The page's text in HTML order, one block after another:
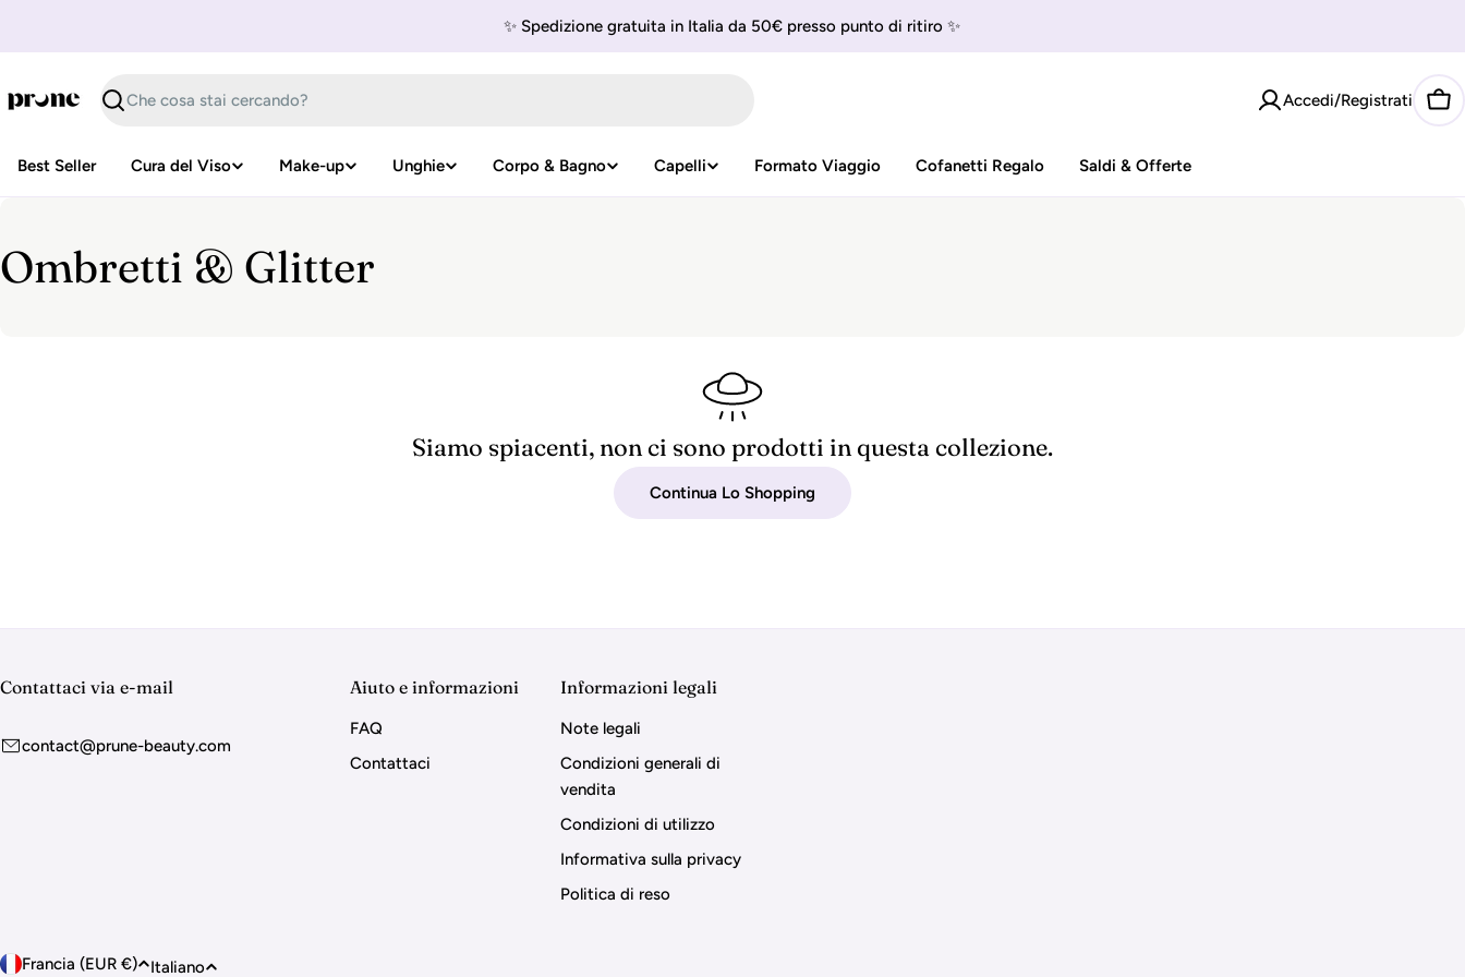
✨ Spedizione gratuita in Italia da 50€ presso punto di ritiro ✨
Cerca
Accedi/Registrati
Best Seller Cura del Viso Make-up Unghie Corpo & Bagno Capelli Formato Viaggio Cofanetti Regalo Saldi & Offerte
C
n
e
Ombretti & Glitter
Siamo spiacenti, non ci sono prodotti in questa collezione.
Continua Lo Shopping
Contattaci via e-mail
contact@prune-beauty.com
Aiuto e informazioni
FAQ
Contattaci
Informazioni legali
Note legali
Condizioni generali di
vendita
Condizioni di utilizzo
Informativa sulla privacy
Politica di reso
Francia (EUR €) Italiano